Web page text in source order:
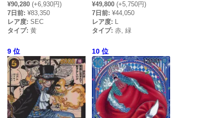
¥90,280 (+6,930円)
7日前: ¥83,350
レア度: SEC
タイプ: 黄
¥49,800 (+5,750円)
7日前: ¥44,050
レア度: L
タイプ: 赤, 緑
9 位 10 位